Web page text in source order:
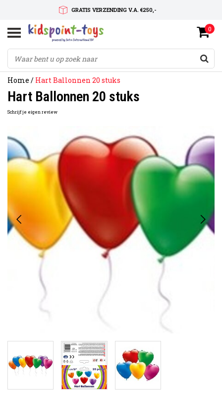
GRATIS VERZENDING V.A. €250,-
SNELLE LEVERTIJD
SERVICE OP MAAT
0
Home / Hart Ballonnen 20 stuks
Hart Ballonnen 20 stuks
Schrijf je eigen review